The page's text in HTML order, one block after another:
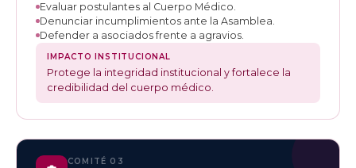
Evaluar postulantes al Cuerpo Médico.
Denunciar incumplimientos ante la Asamblea.
Defender a asociados frente a agravios.
IMPACTO INSTITUCIONAL
Protege la integridad institucional y fortalece la
credibilidad del cuerpo médico.
COMITÉ 03